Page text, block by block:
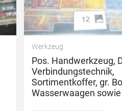
Werkzeug
Pos. Handwerkzeug,
Verbindungstechnik,
Sortimentkoffer, gr.
Wasserwaagen